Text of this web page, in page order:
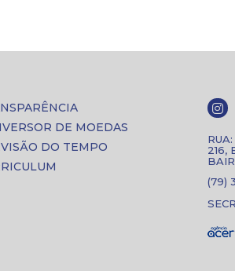
DE MOEDAS
DO TEMPO
216,
(79)